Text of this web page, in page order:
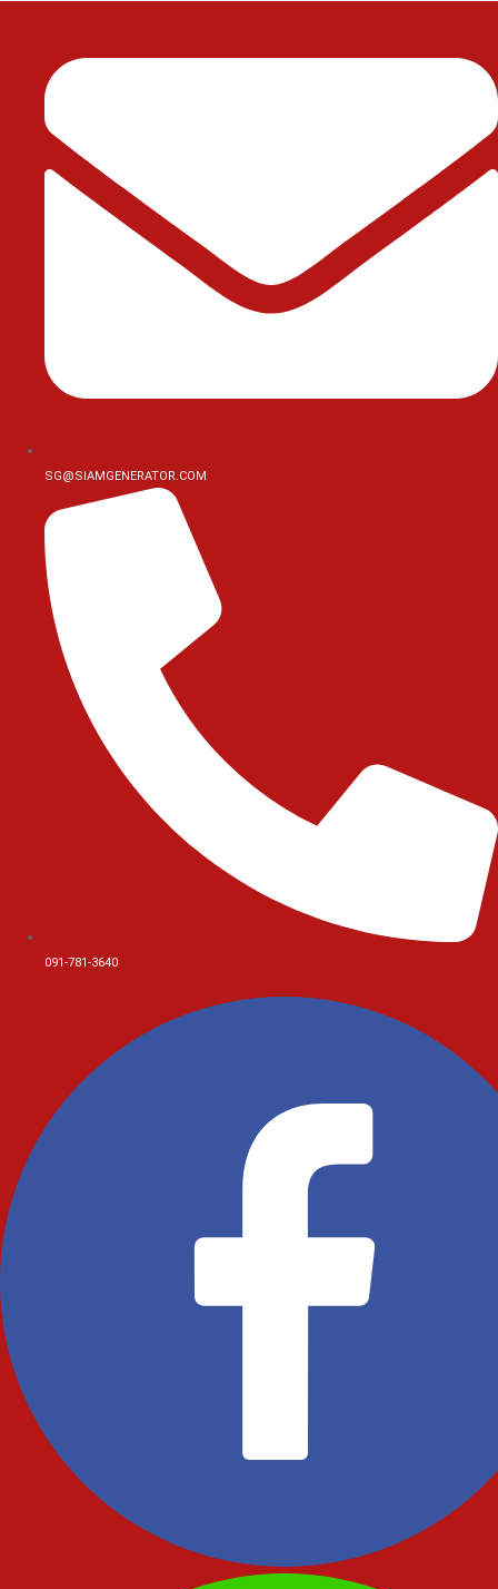
SG@SIAMGENERATOR.COM
091-781-3640